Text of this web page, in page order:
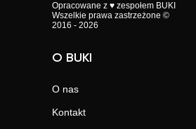
Opracowane z ♥ zespołem BUKI
Wszelkie prawa zastrzeżone ©
2016 - 2026
O BUKI
O nas
Kontakt